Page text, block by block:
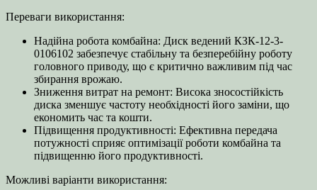
Переваги використання:
Надійна робота комбайна: Диск ведений КЗК-12-3-
0106102 забезпечує стабільну та безперебійну роботу
головного приводу, що є критично важливим під час
збирання врожаю.
Зниження витрат на ремонт: Висока зносостійкість
диска зменшує частоту необхідності його заміни, що
економить час та кошти.
Підвищення продуктивності: Ефективна передача
потужності сприяє оптимізації роботи комбайна та
підвищенню його продуктивності.
Можливі варіанти використання: